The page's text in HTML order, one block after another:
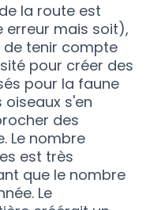
la route est
erreur mais soit),
de tenir compte
pour créer des
pour la faune
s'en
des
Le nombre
est très
que le nombre
Le